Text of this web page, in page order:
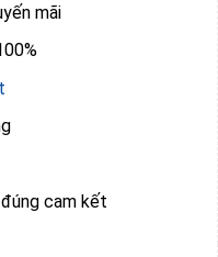
mãi
cam kết